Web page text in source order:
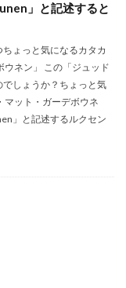
」と記述すると
ょっと気になるカタカ
ネン」 この「ジュッド
しょうか？ちょっと気
マット・ガーデボウネ
」と記述するルクセン